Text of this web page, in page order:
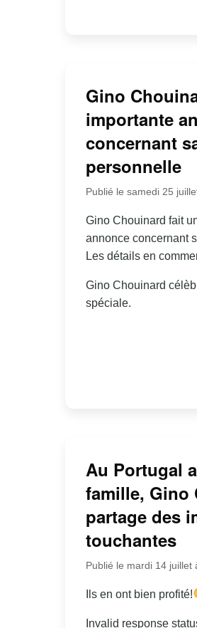
Gino
importante
concernant
personnelle
Publié le samedi 25
Gino Chouinard fait
annonce concernant
Les détails en
Gino Chouinard
spéciale.
Au Portugal
famille, Gino
partage des
touchantes
Publié le mardi 14 juillet
Ils en ont bien profité!
Invalid response